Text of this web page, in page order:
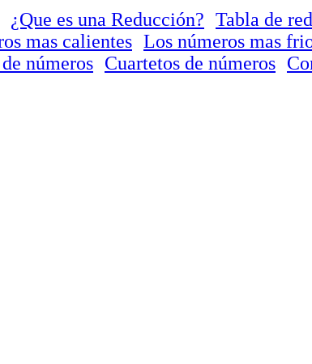
¿Que es una Reducción? Tabla de
mas calientes Los números mas
números Cuartetos de números